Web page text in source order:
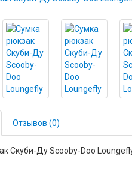
Отзывов (0)
Скуби-Ду Scooby-Doo